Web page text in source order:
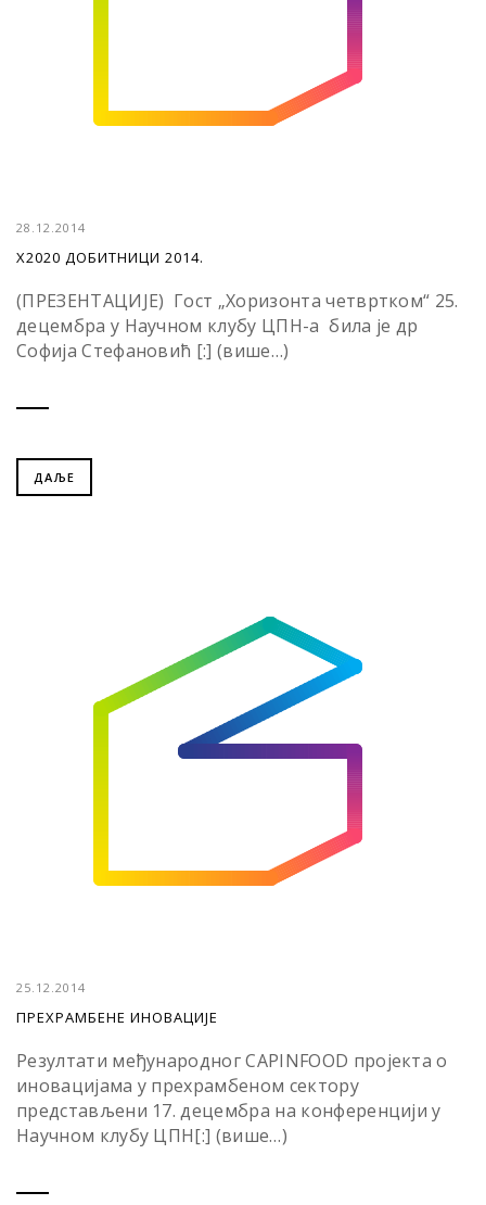
28.12.2014
Х2020 ДОБИТНИЦИ 2014.
(ПРЕЗЕНТАЦИЈЕ) Гост „Хоризонта четвртком“ 25.
децембра у Научном клубу ЦПН-а била је др
Софија Стефановић [:] (више…)
ДАЉЕ
25.12.2014
ПРЕХРАМБЕНЕ ИНОВАЦИЈЕ
Резултати међународног CAPINFOOD пројекта о
иновацијама у прехрамбеном сектору
представљени 17. децембра на конференцији у
Научном клубу ЦПН[:] (више…)